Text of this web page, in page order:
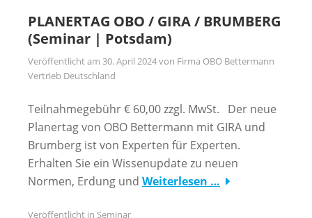
PLANERTAG OBO / GIRA / BRUMBERG
(Seminar | Potsdam)
Veröffentlicht am 30. April 2024von Firma OBO Bettermann
Vertrieb Deutschland
Teilnahmegebühr € 60,00 zzgl. MwSt. Der neue
Planertag von OBO Bettermann mit GIRA und
Brumberg ist von Experten für Experten.
Erhalten Sie ein Wissenupdate zu neuen
Normen, Erdung und Weiterlesen …
Veröffentlicht in Seminar